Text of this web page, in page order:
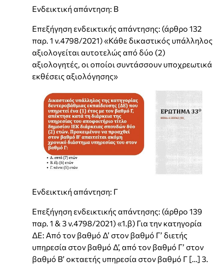
Ενδεικτική απάντηση: Β
Επεξήγηση ενδεικτικής απάντησης: (άρθρο 132
παρ. 1 ν.4798/2021) «Κάθε δικαστικός υπάλληλος
αξιολογείται αυτοτελώς από δύο (2)
αξιολογητές, οι οποίοι συντάσσουν υποχρεωτικά
εκθέσεις αξιολόγησης»
Ενδεικτική απάντηση: Γ
Επεξήγηση ενδεικτικής απάντησης: (άρθρο 139
παρ. 1 & 3 ν.4798/2021) «1.β) Για την κατηγορία
ΔΕ: Από τον βαθμό Δ’ στον βαθμό Γ’ διετής
υπηρεσία στον βαθμό Δ’, από τον βαθμό Γ’ στον
βαθμό Β’ οκταετής υπηρεσία στον βαθμό Γ […] 3.